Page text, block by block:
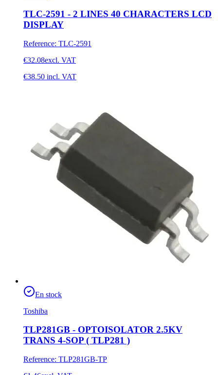
TLC-2591 - 2 LINES 40 CHARACTERS LCD
DISPLAY
Reference: TLC-2591
€32.08excl. VAT
€38.50 incl. VAT
En stock
Toshiba
TLP281GB - OPTOISOLATOR 2.5KV
TRANS 4-SOP ( TLP281 )
Reference: TLP281GB-TP